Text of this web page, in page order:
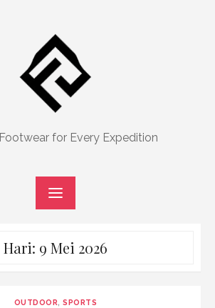
for Every Expedition
Hari: 9 Mei 2026
OUTDOOR,SPORTS